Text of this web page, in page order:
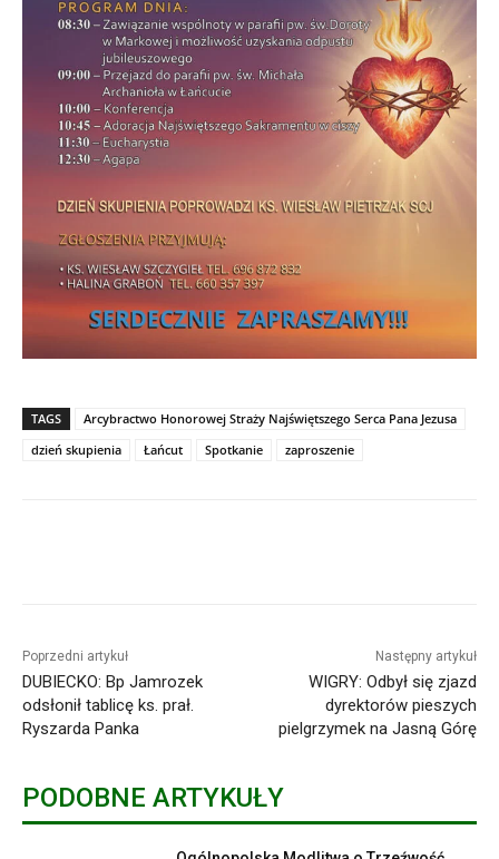
TAGS
Arcybractwo Honorowej Straży Najświętszego Serca Pana Jezusa
dzień skupienia
Łańcut Spotkanie zaproszenie
Poprzedni artykuł
DUBIECKO: Bp Jamrozek
odsłonił tablicę ks. prał.
Ryszarda Panka
Następny artykuł
WIGRY: Odbył się zjazd
dyrektorów pieszych
pielgrzymek na Jasną Górę
PODOBNE ARTYKUŁY